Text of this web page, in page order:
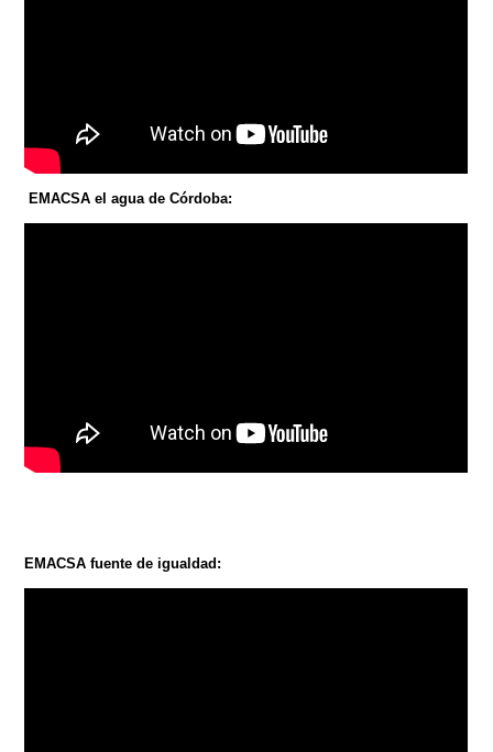
EMACSA el agua de Córdoba:
EMACSA fuente de igualdad: